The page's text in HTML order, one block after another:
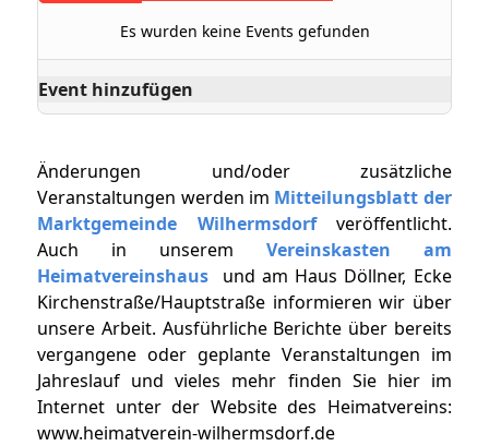
Es wurden keine Events gefunden
Event hinzufügen
Änderungen und/oder zusätzliche
Veranstaltungen werden im Mitteilungsblatt der
Marktgemeinde Wilhermsdorf veröffentlicht.
Auch in unserem Vereinskasten am
Heimatvereinshaus
und am Haus Döllner, Ecke
Kirchenstraße/Hauptstraße informieren wir über
unsere Arbeit. Ausführliche Berichte über bereits
vergangene oder geplante Veranstaltungen im
Jahreslauf und vieles mehr finden Sie hier im
Internet unter der Website des Heimatvereins:
www.heimatverein-wilhermsdorf.de